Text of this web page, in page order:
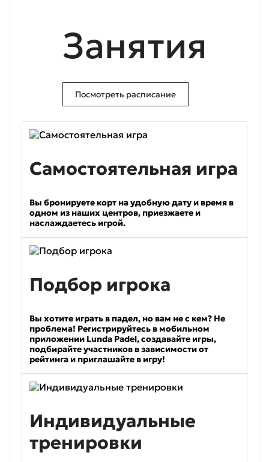
Занятия
Посмотреть расписание
Самостоятельная игра
Вы бронируете корт на удобную дату и время в
одном из наших центров, приезжаете и
наслаждаетесь игрой.
Подбор игрока
Вы хотите играть в падел, но вам не с кем? Не
проблема! Регистрируйтесь в мобильном
приложении Lunda Padel, создавайте игры,
подбирайте участников в зависимости от
рейтинга и приглашайте в игру!
Индивидуальные
тренировки